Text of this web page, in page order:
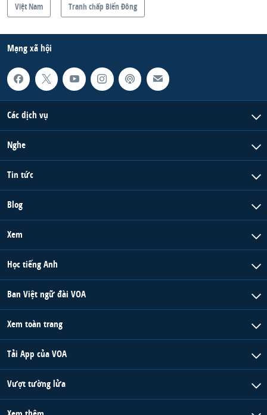
Việt Nam Tranh chấp Biển Đông
Mạng xã hội
Các dịch vụ
Nghe
Tin tức
Blog
Xem
Học tiếng Anh
Ban Việt ngữ đài VOA
Xem toàn trang
Tải App của VOA
Vượt tường lửa